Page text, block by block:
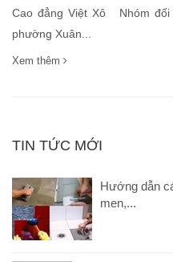
Cao đẳng Việt Xô Nhóm đối
phường Xuân...
Xem thêm
TIN TỨC MỚI
Hướng dẫn
men,...